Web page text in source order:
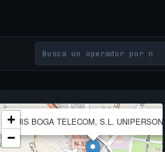
SUIS BOGA TELECOM, S.L.
+
−